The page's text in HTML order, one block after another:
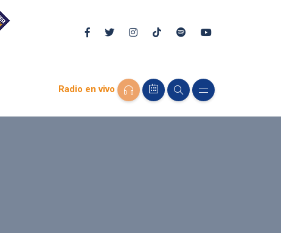
Radio en vivo